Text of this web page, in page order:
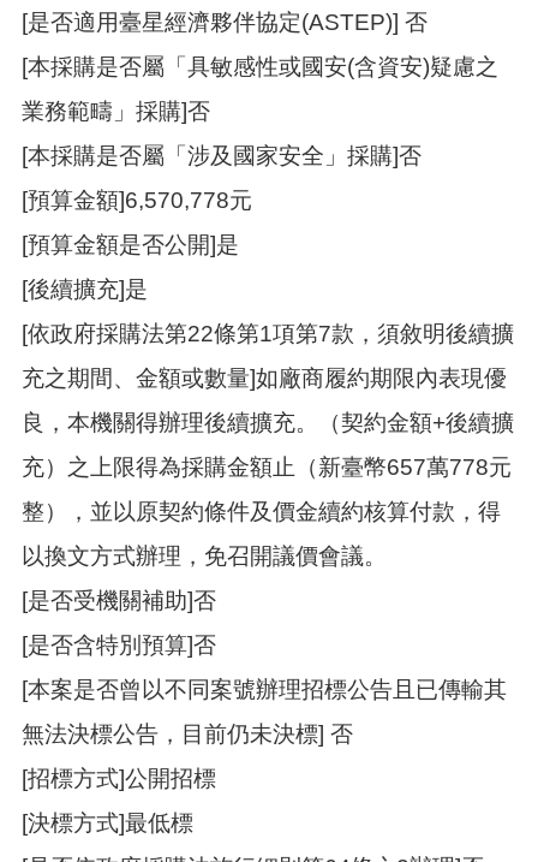
問
題
桃
園
政
隱
私
權
策
政
府
網
站
料
放
宣
告
網
站
安
全
策
[是否適用臺星經濟夥伴協定(ASTEP)] 否
[本採購是否屬「具敏感性或國安(含資安)疑慮之
業務範疇」採購]否
[本採購是否屬「涉及國家安全」採購]否
[預算金額]6,570,778元
[預算金額是否公開]是
[後續擴充]是
[依政府採購法第22條第1項第7款，須敘明後續擴
充之期間、金額或數量]如廠商履約期限內表現優
良，本機關得辦理後續擴充。（契約金額+後續擴
充）之上限得為採購金額止（新臺幣657萬778元
整），並以原契約條件及價金續約核算付款，得
以換文方式辦理，免召開議價會議。
[是否受機關補助]否
[是否含特別預算]否
[本案是否曾以不同案號辦理招標公告且已傳輸其
無法決標公告，目前仍未決標] 否
[招標方式]公開招標
[決標方式]最低標